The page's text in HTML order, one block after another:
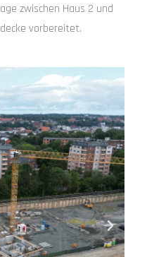
zwischen Haus 2 und
vorbereitet.